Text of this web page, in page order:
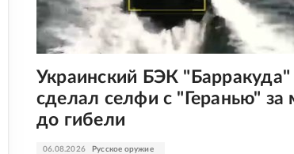
06.08.2026 Русское оружие
Украинский БЭК "Барракуда"
сделал селфи с "Геранью" за
до гибели